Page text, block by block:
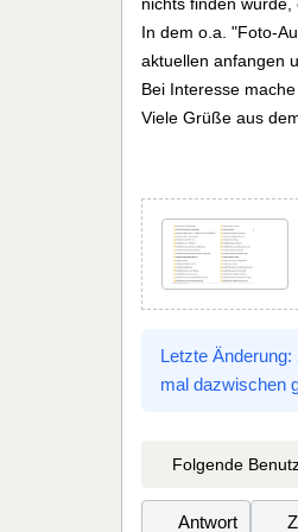
In dem o.a. "Foto-
aktuellen anfangen
Bei Interesse
Viele Grüße aus
Letzte
mal dazwischen
Folgende
Antwort